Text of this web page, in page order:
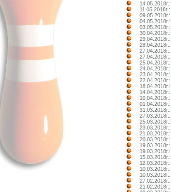
14.05.2018г.:
11.05.2018г.:
09.05.2018г.:
04.05.2018г.:
03.05.2018г.:
30.04.2018г.:
29.04.2018г.:
28.04.2018г.:
27.04.2018г.:
27.04.2018г.:
25.04.2018г.:
24.04.2018г.:
23.04.2018г.:
22.04.2018г.:
18.04.2018г.:
14.04.2018г.:
10.04.2018г.:
01.04.2018г.:
31.03.2018г.:
27.03.2018г.:
25.03.2018г.:
23.03.2018г.:
21.03.2018г.:
20.03.2018г.:
19.03.2018г.:
19.03.2018г.:
15.03.2018г.:
12.03.2018г.:
10.03.2018г.:
10.03.2018г.:
27.02.2018г.:
21.02.2018г.: